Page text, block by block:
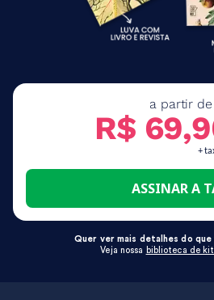
a partir de
R$
+
ASSINAR A
Quer ver mais detalhes do que
Veja nossa
biblioteca de